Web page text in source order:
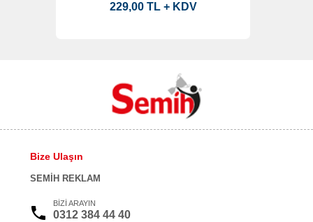
229,00 TL + KDV
Bize Ulaşın
SEMİH REKLAM
BİZİ ARAYIN
0312 384 44 40